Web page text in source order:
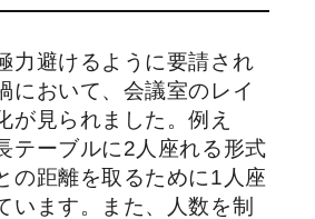
力避けるように要請され
において、会議室のレイ
が見られました。例え
テーブルに2人座れる形式
の距離を取るために1人座
います。また、人数を制